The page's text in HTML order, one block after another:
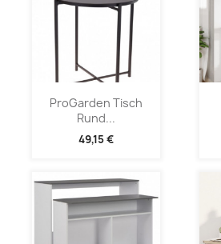
ProGarden Tisch
Rund...
49,15 €